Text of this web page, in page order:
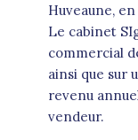
Huveaune,
Le cabinet
commercial
ainsi que sur
revenu
vendeur.